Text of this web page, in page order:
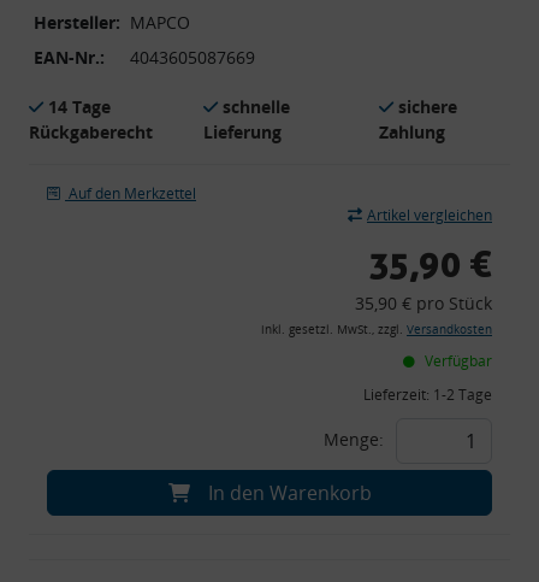
Hersteller: MAPCO
EAN-Nr.:
4043605087669
14 Tage
Rückgaberecht
schnelle
Lieferung
sichere
Zahlung
Auf den Merkzettel
Artikel vergleichen
35,90 €
35,90 € pro Stück
inkl. gesetzl. MwSt., zzgl. Versandkosten
Verfügbar
Lieferzeit: 1-2 Tage
Menge:
In den Warenkorb